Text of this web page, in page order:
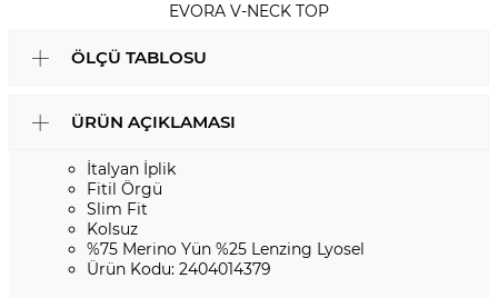
EVORA V-NECK TOP
ÖLÇÜ TABLOSU
ÜRÜN AÇIKLAMASI
İtalyan İplik
Fitil Örgü
Slim Fit
Kolsuz
%75 Merino Yün %25 Lenzing Lyosel
Ürün Kodu: 2404014379